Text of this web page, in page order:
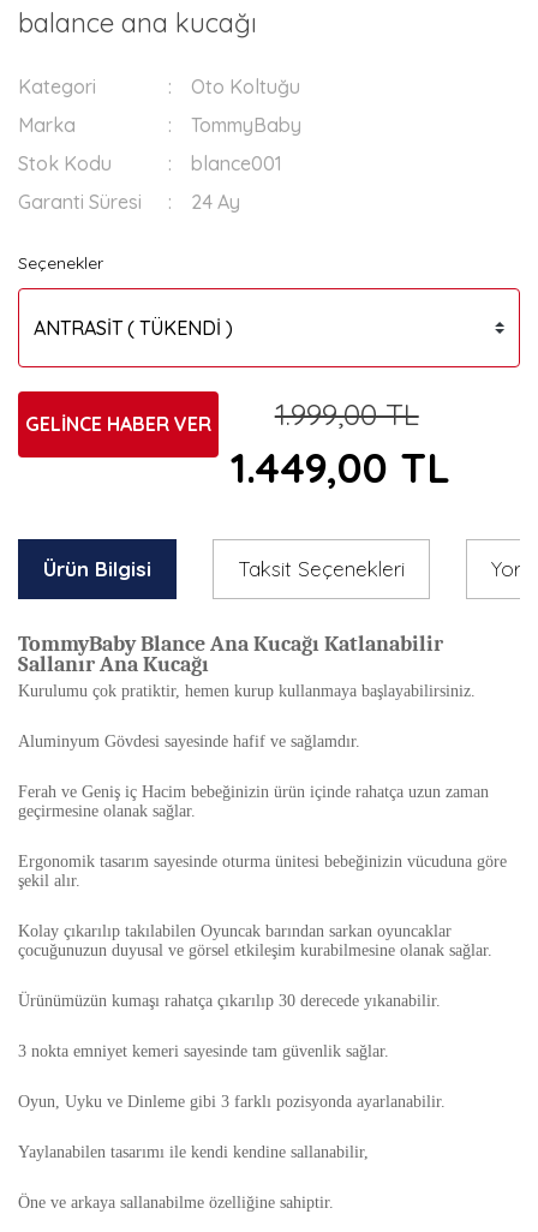
balance ana kucağı
Kategori
Oto Koltuğu
Marka
TommyBaby
Stok Kodu
blance001
Garanti Süresi
24 Ay
Seçenekler
1.999,00 TL
1.449,00 TL
GELİNCE HABER VER
Ürün Bilgisi Taksit Seçenekleri
TommyBaby Blance Ana Kucağı Katlanabilir
Sallanır Ana Kucağı
Kurulumu çok pratiktir, hemen kurup kullanmaya başlayabilirsiniz.
Aluminyum Gövdesi sayesinde hafif ve sağlamdır.
Ferah ve Geniş iç Hacim bebeğinizin ürün içinde rahatça uzun zaman
geçirmesine olanak sağlar.
Ergonomik tasarım sayesinde oturma ünitesi bebeğinizin vücuduna göre
şekil alır.
Kolay çıkarılıp takılabilen Oyuncak barından sarkan oyuncaklar
çocuğunuzun duyusal ve görsel etkileşim kurabilmesine olanak sağlar.
Ürünümüzün kumaşı rahatça çıkarılıp 30 derecede yıkanabilir.
3 nokta emniyet kemeri sayesinde tam güvenlik sağlar.
Oyun, Uyku ve Dinleme gibi 3 farklı pozisyonda ayarlanabilir.
Yaylanabilen tasarımı ile kendi kendine sallanabilir,
Öne ve arkaya sallanabilme özelliğine sahiptir.